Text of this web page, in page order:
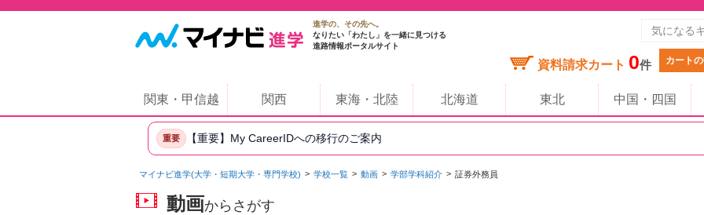
進学の、その先へ。
なりたい「わたし」を一緒に見つける
進路情報ポータルサイト
資料請求カート 0件 カート
関東・甲信越 関西 東海・北陸 北海道 東北 中国・四国
重要 【重要】My CareerIDへの移行のご案内
マイナビ進学(大学・短期大学・専門学校) 学校一覧 動画 学部学科紹介 証券外務員
動画からさがす